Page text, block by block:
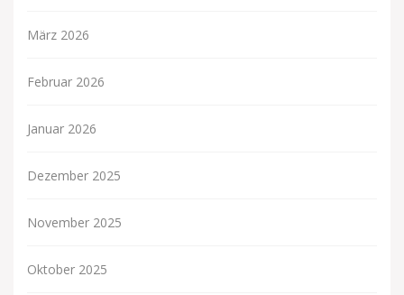
März 2026
Februar 2026
Januar 2026
Dezember 2025
November 2025
Oktober 2025